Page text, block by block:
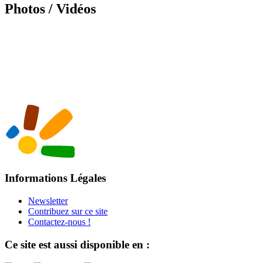
Photos / Vidéos
Informations Légales
Newsletter
Contribuez sur ce site
Contactez-nous !
Ce site est aussi disponible en :